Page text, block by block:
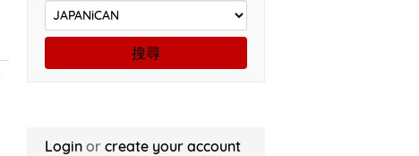
搜尋
Login orcreate your account